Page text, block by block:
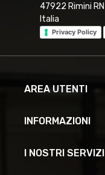
47922 Rimini RN
Italia
Privacy Policy
AREA UTENTI
INFORMAZIONI
I NOSTRI SERVIZI